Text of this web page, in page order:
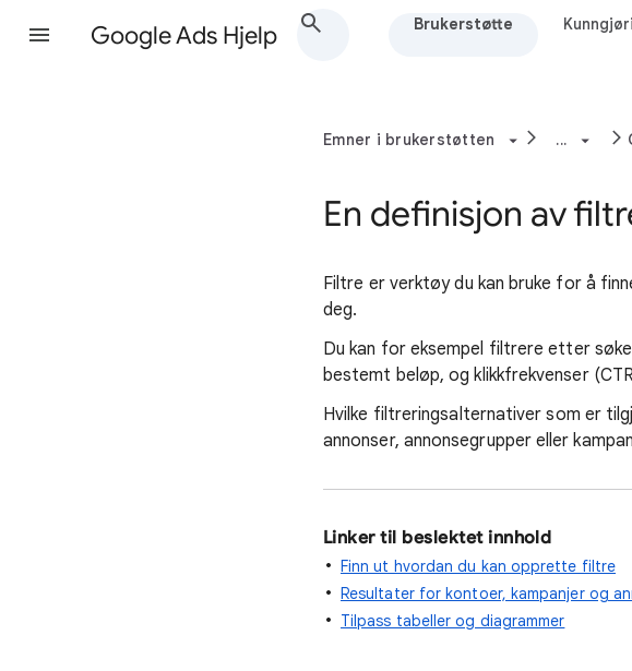
Google Ads Hjelp Brukerstøtte
Emner i brukerstøtten ...
En definisjon av
Filtre er verktøy du kan bruke for å
deg.
Du kan for eksempel filtrere etter
bestemt beløp, og klikkfrekvenser
Hvilke filtreringsalternativer som er
annonser, annonsegrupper eller
Linker til beslektet innhold
Finn ut hvordan du kan opprette filtre
Resultater for kontoer, kampanjer og
Tilpass tabeller og diagrammer